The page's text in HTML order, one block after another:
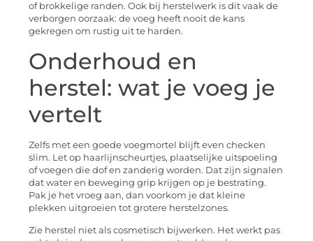
of brokkelige randen. Ook bij herstelwerk is dit vaak de
verborgen oorzaak: de voeg heeft nooit de kans
gekregen om rustig uit te harden.
Onderhoud en
herstel: wat je voeg je
vertelt
Zelfs met een goede voegmortel blijft even checken
slim. Let op haarlijnscheurtjes, plaatselijke uitspoeling
of voegen die dof en zanderig worden. Dat zijn signalen
dat water en beweging grip krijgen op je bestrating.
Pak je het vroeg aan, dan voorkom je dat kleine
plekken uitgroeien tot grotere herstelzones.
Zie herstel niet als cosmetisch bijwerken. Het werkt pas